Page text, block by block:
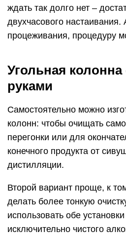
ждать так долго нет –
двухчасового
процеживания, процедуру
Угольная
руками
Самостоятельно можно
колонн: чтобы очищать
перегонки или для
конечного продукта от
дистилляции.
Второй вариант проще, к
делать более тонкую
использовать обе
исключительно чистого